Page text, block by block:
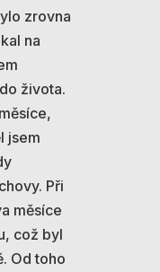
zrovna
na
života.
jsem
Při
měsíce
což byl
Od toho